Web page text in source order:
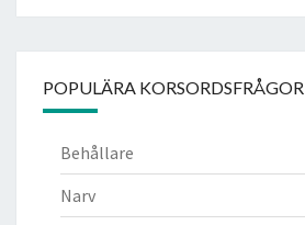
POPULÄRA KORSORDSFRÅGOR
Behållare
Narv